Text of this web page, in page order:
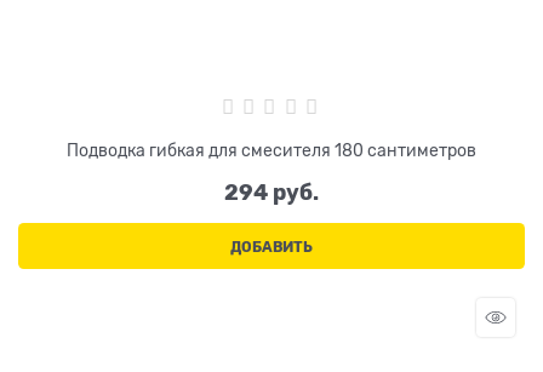
Подводка гибкая для смесителя 180 сантиметров
294 руб.
ДОБАВИТЬ